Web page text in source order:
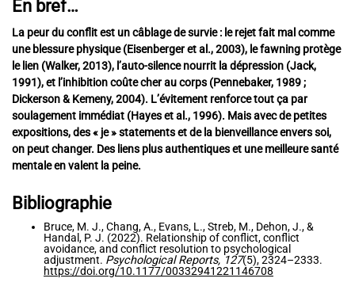
En bref…
La peur du conflit est un câblage de survie : le rejet fait mal comme
une blessure physique (Eisenberger et al., 2003), le fawning protège
le lien (Walker, 2013), l’auto-silence nourrit la dépression (Jack,
1991), et l’inhibition coûte cher au corps (Pennebaker, 1989 ;
Dickerson & Kemeny, 2004). L’évitement renforce tout ça par
soulagement immédiat (Hayes et al., 1996). Mais avec de petites
expositions, des « je » statements et de la bienveillance envers soi,
on peut changer. Des liens plus authentiques et une meilleure santé
mentale en valent la peine.
Bibliographie
Bruce, M. J., Chang, A., Evans, L., Streb, M., Dehon, J., &
Handal, P. J. (2022). Relationship of conflict, conflict
avoidance, and conflict resolution to psychological
adjustment. Psychological Reports, 127(5), 2324–2333.
https://doi.org/10.1177/00332941221146708